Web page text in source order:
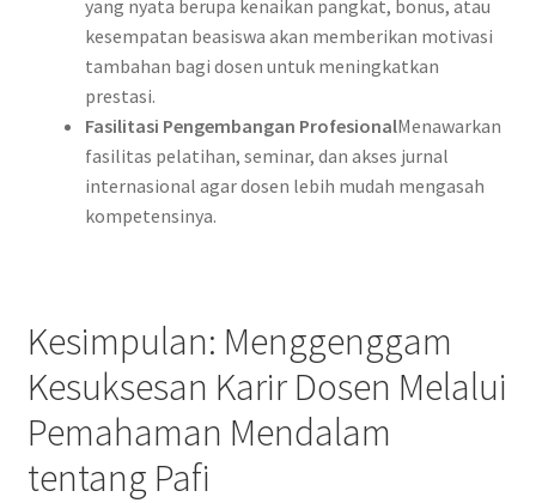
yang nyata berupa kenaikan pangkat, bonus, atau
kesempatan beasiswa akan memberikan motivasi
tambahan bagi dosen untuk meningkatkan
prestasi.
Fasilitasi Pengembangan ProfesionalMenawarkan
fasilitas pelatihan, seminar, dan akses jurnal
internasional agar dosen lebih mudah mengasah
kompetensinya.
Kesimpulan: Menggenggam
Kesuksesan Karir Dosen Melalui
Pemahaman Mendalam
tentang Pafi